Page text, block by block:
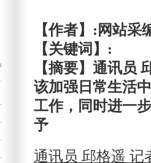
【作者】:网站采
【关键词】:
【摘要】通讯员
该加强日常生活
工作，同时进一
予
通讯员 邱格遥 记